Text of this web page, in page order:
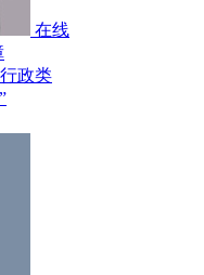
在线
政类